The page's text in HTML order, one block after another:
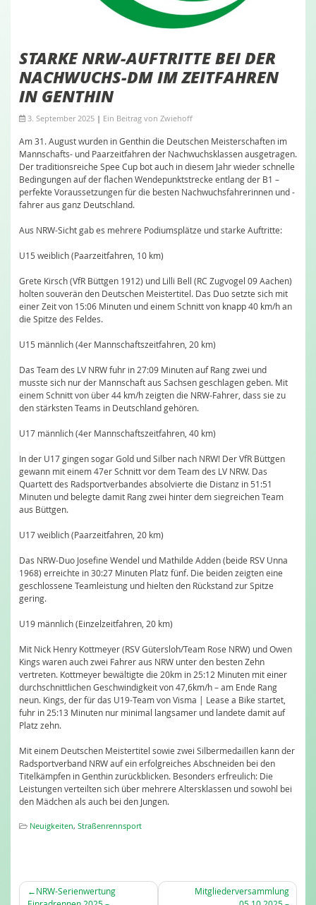
STARKE NRW-AUFTRITTE BEI DER
NACHWUCHS-DM IM ZEITFAHREN
IN GENTHIN
3. September 2025 | Ein Beitrag von Zwiehoff
Am 31. August wurden in Genthin die Deutschen Meisterschaften im
Mannschafts- und Paarzeitfahren der Nachwuchsklassen ausgetragen.
Der traditionsreiche Spee Cup bot auch in diesem Jahr wieder schnelle
Bedingungen auf der flachen Wendepunktstrecke entlang der B1 –
perfekte Voraussetzungen für die besten Nachwuchsfahrerinnen und -
fahrer aus ganz Deutschland.
Aus NRW-Sicht gab es mehrere Podiumsplätze und starke Auftritte:
U15 weiblich (Paarzeitfahren, 10 km)
Grete Kirsch (VfR Büttgen 1912) und Lilli Bell (RC Zugvogel 09 Aachen)
holten souverän den Deutschen Meistertitel. Das Duo setzte sich mit
einer Zeit von 15:06 Minuten und einem Schnitt von knapp 40 km/h an
die Spitze des Feldes.
U15 männlich (4er Mannschaftszeitfahren, 20 km)
Das Team des LV NRW fuhr in 27:09 Minuten auf Rang zwei und
musste sich nur der Mannschaft aus Sachsen geschlagen geben. Mit
einem Schnitt von über 44 km/h zeigten die NRW-Fahrer, dass sie zu
den stärksten Teams in Deutschland gehören.
U17 männlich (4er Mannschaftszeitfahren, 40 km)
In der U17 gingen sogar Gold und Silber nach NRW! Der VfR Büttgen
gewann mit einem 47er Schnitt vor dem Team des LV NRW. Das
Quartett des Radsportverbandes absolvierte die Distanz in 51:51
Minuten und belegte damit Rang zwei hinter dem siegreichen Team
aus Büttgen.
U17 weiblich (Paarzeitfahren, 20 km)
Das NRW-Duo Josefine Wendel und Mathilde Adden (beide RSV Unna
1968) erreichte in 30:27 Minuten Platz fünf. Die beiden zeigten eine
geschlossene Teamleistung und hielten den Rückstand zur Spitze
gering.
U19 männlich (Einzelzeitfahren, 20 km)
Mit Nick Henry Kottmeyer (RSV Gütersloh/Team Rose NRW) und Owen
Kings waren auch zwei Fahrer aus NRW unter den besten Zehn
vertreten. Kottmeyer bewältigte die 20km in 25:12 Minuten mit einer
durchschnittlichen Geschwindigkeit von 47,6km/h – am Ende Rang
neun. Kings, der für das U19-Team von Visma | Lease a Bike startet,
fuhr in 25:13 Minuten nur minimal langsamer und landete damit auf
Platz zehn.
Mit einem Deutschen Meistertitel sowie zwei Silbermedaillen kann der
Radsportverband NRW auf ein erfolgreiches Abschneiden bei den
Titelkämpfen in Genthin zurückblicken. Besonders erfreulich: Die
Leistungen verteilten sich über mehrere Altersklassen und sowohl bei
den Mädchen als auch bei den Jungen.
Neuigkeiten, Straßenrennsport
BEITRAGSNAVIGATION
NRW-Serienwertung
Mitgliederversammlung